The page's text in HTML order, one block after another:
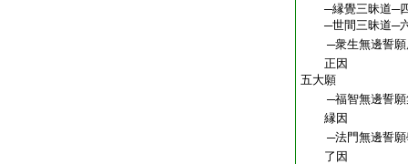
─縁覺三昧道─
─世間三昧道─
─衆生無邊誓願
正因
五大願
─福智無邊誓願
縁因
─法門無邊誓願
了因